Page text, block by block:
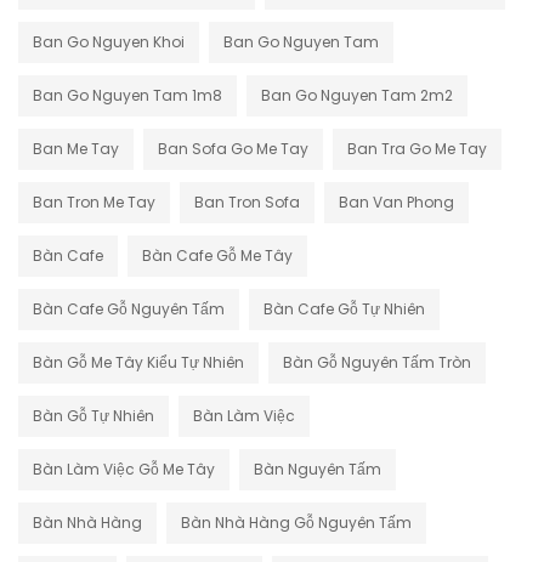
Ban Go Nguyen Khoi Ban Go Nguyen Tam
Ban Go Nguyen Tam 1m8 Ban Go Nguyen Tam 2m2
Ban Me Tay Ban Sofa Go Me Tay Ban Tra Go Me Tay
Ban Tron Me Tay Ban Tron Sofa Ban Van Phong
Bàn Cafe Bàn Cafe Gỗ Me Tây
Bàn Cafe Gỗ Nguyên Tấm Bàn Cafe Gỗ Tự Nhiên
Bàn Gỗ Me Tây Kiểu Tự Nhiên Bàn Gỗ Nguyên Tấm Tròn
Bàn Gỗ Tự Nhiên Bàn Làm Việc
Bàn Làm Việc Gỗ Me Tây Bàn Nguyên Tấm
Bàn Nhà Hàng Bàn Nhà Hàng Gỗ Nguyên Tấm